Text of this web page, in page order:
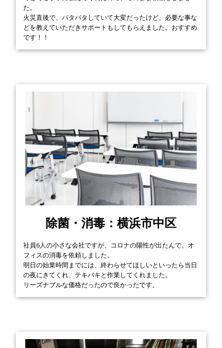
た。
火災直後で、バタバタしていて大変だったけど、必要な事な
どを教えていただきサポートもしてもらえました。おすすめ
です！！
除菌・消毒：横浜市中区
社員6人の小さな会社ですが、コロナの陽性が出たんで、オ
フィスの消毒を依頼しました。
明日の始業時間までには、終わらせてほしいといったら当日
の夜にきてくれ、テキパキと作業してくれました。
リーズナブルな価格だったので良かったです。